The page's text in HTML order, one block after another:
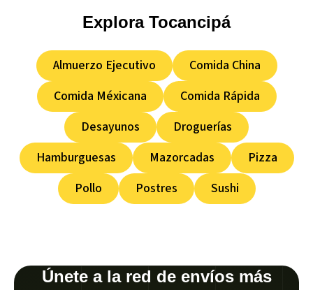
Explora Tocancipá
Almuerzo Ejecutivo
Comida China
Comida Méxicana
Comida Rápida
Desayunos
Droguerías
Hamburguesas
Mazorcadas
Pizza
Pollo
Postres Sushi
Únete a la red de envíos más